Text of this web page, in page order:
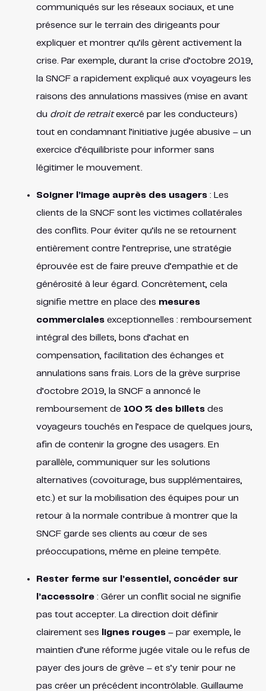
communiqués sur les réseaux sociaux, et une
présence sur le terrain des dirigeants pour
expliquer et montrer qu’ils gèrent activement la
crise. Par exemple, durant la crise d’octobre 2019,
la SNCF a rapidement expliqué aux voyageurs les
raisons des annulations massives (mise en avant
du droit de retraitexercé par les conducteurs)
tout en condamnant l’initiative jugée abusive – un
exercice d’équilibriste pour informer sans
légitimer le mouvement.
Soigner l’image auprès des usagers: Les
clients de la SNCF sont les victimes collatérales
des conflits. Pour éviter qu’ils ne se retournent
entièrement contre l’entreprise, une stratégie
éprouvée est de faire preuve d’empathie et de
générosité à leur égard. Concrètement, cela
signifie mettre en place des mesures
commercialesexceptionnelles : remboursement
intégral des billets, bons d’achat en
compensation, facilitation des échanges et
annulations sans frais. Lors de la grève surprise
d’octobre 2019, la SNCF a annoncé le
remboursement de 100 % des billetsdes
voyageurs touchés en l’espace de quelques jours​,
afin de contenir la grogne des usagers. En
parallèle, communiquer sur les solutions
alternatives (covoiturage, bus supplémentaires,
etc.) et sur la mobilisation des équipes pour un
retour à la normale contribue à montrer que la
SNCF garde ses clients au cœur de ses
préoccupations, même en pleine tempête.
Rester ferme sur l’essentiel, concéder sur
l’accessoire: Gérer un conflit social ne signifie
pas tout accepter. La direction doit définir
clairement ses
lignes rouges– par exemple, le
maintien d’une réforme jugée vitale ou le refus de
payer des jours de grève – et s’y tenir pour ne
pas créer un précédent incontrôlable. Guillaume